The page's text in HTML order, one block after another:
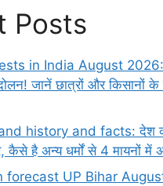
Posts
in India August
जानें छात्रों और किसानों के
history and facts: देश
कैसे है अन्य धर्मों से 4 मायनों में
forecast UP Bihar